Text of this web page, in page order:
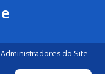
Administradores do Site